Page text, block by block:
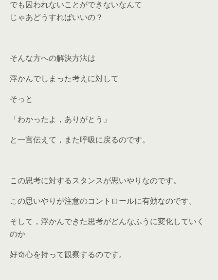
でも囚われないことができないなんて
じゃあどうすればいいの？
そんな方への解決方法は
浮かんでしまった考えに対して
そっと
「わかったよ，ありがとう」
と一言伝えて，また呼吸に戻るのです。
この思考に対するスタンスが思いやりなのです。
この思いやりが注意のコントロールに有効なのです。
そして，浮かんできた思考がどんなふうに変化していく
のか
好奇心を持って観察するのです。